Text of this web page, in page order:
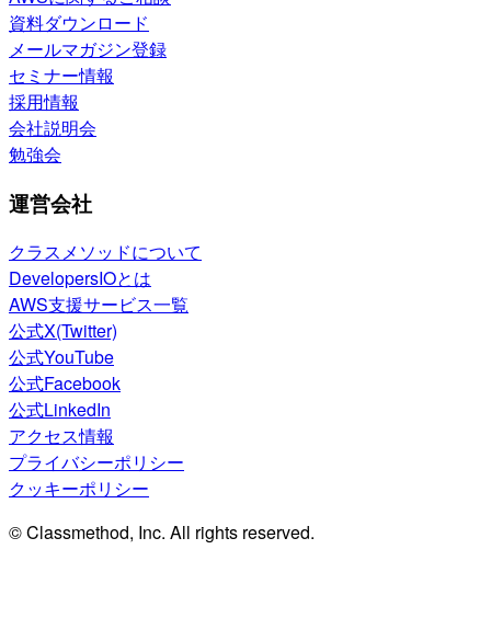
資料ダウンロード
メールマガジン登録
セミナー情報
採用情報
会社説明会
勉強会
運営会社
クラスメソッドについて
DevelopersIOとは
AWS支援サービス一覧
公式X(Twitter)
公式YouTube
公式Facebook
公式LinkedIn
アクセス情報
プライバシーポリシー
クッキーポリシー
© Classmethod, Inc. All rights reserved.